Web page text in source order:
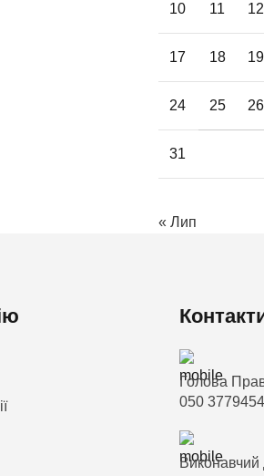
10 11 12
17 18 19
24 25 26
31
« Лип
Голова
050 3779454
Виконавчий